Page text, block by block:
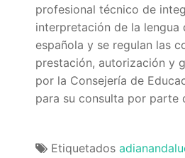
Delegaciones
Adián Almería
Adián Cádiz
Adián Granada
Noticias
Enlaces
FEDADi
Hazte Socio
profesional técnico de
interpretación de la lengua
española y se regulan las
prestación, autorización y
por la Consejería de
para su consulta por parte
Etiquetados